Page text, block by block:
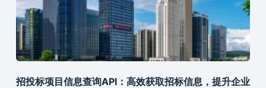
招投标项目信息查询API：高效获取招标信息，提升企业